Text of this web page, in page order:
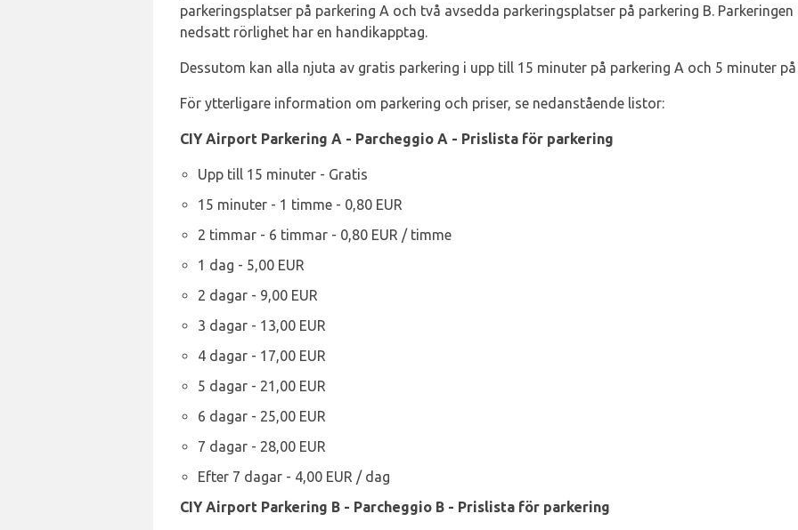
parkeringsplatser på parkering A och två avsedda parkeringsplatser på parkering B.
nedsatt rörlighet har en handikapptag.
Dessutom kan alla njuta av gratis parkering i upp till 15 minuter på parkering A och 5 minuter på
För ytterligare information om parkering och priser, se nedanstående listor:
CIY Airport Parkering A - Parcheggio A - Prislista för parkering
Upp till 15 minuter - Gratis
15 minuter - 1 timme - 0,80 EUR
2 timmar - 6 timmar - 0,80 EUR / timme
1 dag - 5,00 EUR
2 dagar - 9,00 EUR
3 dagar - 13,00 EUR
4 dagar - 17,00 EUR
5 dagar - 21,00 EUR
6 dagar - 25,00 EUR
7 dagar - 28,00 EUR
Efter 7 dagar - 4,00 EUR / dag
CIY Airport Parkering B - Parcheggio B - Prislista för parkering